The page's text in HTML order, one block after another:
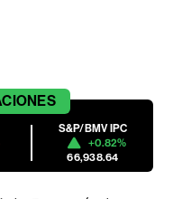
S&P/BMV IPC
+0.82%
66,938.64